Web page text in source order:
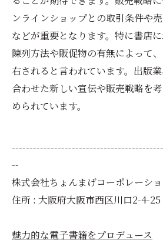
ンラインショップとの取引条件や
などが重要となります。特に書店
陳列方法や販促物の有無によって
右されると言われています。出版
合わせた新しい宣伝や販売戦略を
められています。
--
株式会社ちょんまげコーポレーシ
住所 : 大阪府大阪市西区川口2-4-25
魅力的な電子書籍をプロデュース